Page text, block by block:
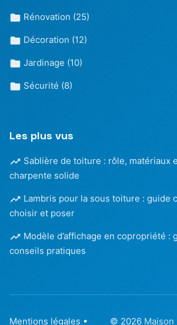
Rénovation (25)
Décoration (12)
Jardinage (10)
Sécurité (8)
Les plus vus
Sablière de toiture : rôle, matériaux
charpente solide
Lambris pour la sous toiture : guide
choisir et poser
Modèle d’affichage en copropriété :
conseils pratiques
Mentions légales • © 2026 Maison